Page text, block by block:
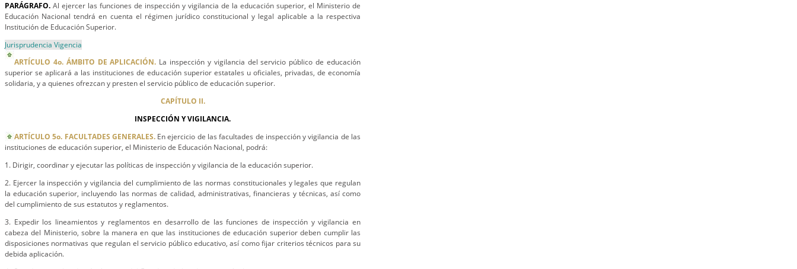
PARÁGRAFO. Al ejercer las funciones de inspección y vigilancia de la educación superior, el Ministerio de
Educación Nacional tendrá en cuenta el régimen jurídico constitucional y legal aplicable a la respectiva
Institución de Educación Superior.
Jurisprudencia Vigencia
ARTÍCULO 4o. ÁMBITO DE APLICACIÓN. La inspección y vigilancia del servicio público de educación
superior se aplicará a las instituciones de educación superior estatales u oficiales, privadas, de economía
solidaria, y a quienes ofrezcan y presten el servicio público de educación superior.
CAPÍTULO II.
INSPECCIÓN Y VIGILANCIA.
ARTÍCULO 5o. FACULTADES GENERALES.En ejercicio de las facultades de inspección y vigilancia de las
instituciones de educación superior, el Ministerio de Educación Nacional, podrá:
1. Dirigir, coordinar y ejecutar las políticas de inspección y vigilancia de la educación superior.
2. Ejercer la inspección y vigilancia del cumplimiento de las normas constitucionales y legales que regulan
la educación superior, incluyendo las normas de calidad, administrativas, financieras y técnicas, así como
del cumplimiento de sus estatutos y reglamentos.
3. Expedir los lineamientos y reglamentos en desarrollo de las funciones de inspección y vigilancia en
cabeza del Ministerio, sobre la manera en que las instituciones de educación superior deben cumplir las
disposiciones normativas que regulan el servicio público educativo, así como fijar criterios técnicos para su
debida aplicación.